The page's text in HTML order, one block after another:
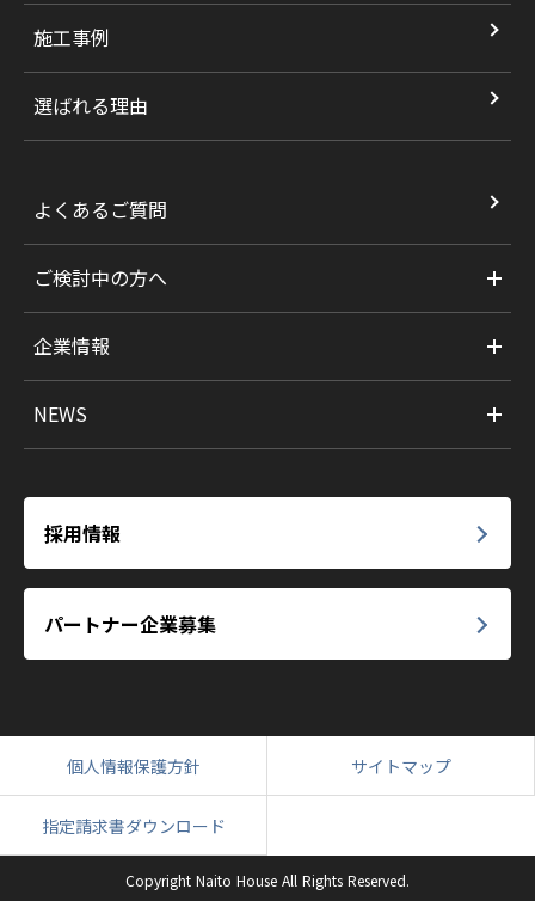
施工事例
選ばれる理由
よくあるご質問
ご検討中の方へ
企業情報
NEWS
採用情報
パートナー企業募集
個人情報保護方針 サイトマップ
指定請求書ダウンロード
Copyright Naito House All Rights Reserved.